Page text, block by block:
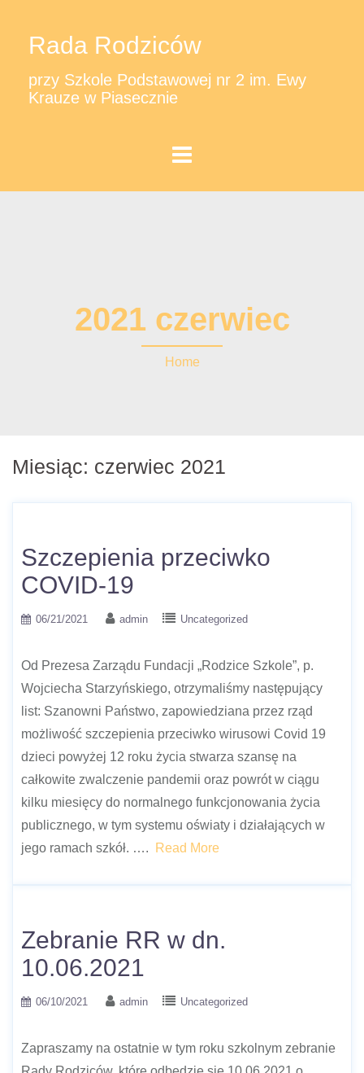
Rada Rodziców
przy Szkole Podstawowej nr 2 im. Ewy
Krauze w Piasecznie
2021 czerwiec
Home
Miesiąc: czerwiec 2021
Szczepienia przeciwko
COVID-19
06/21/2021 admin Uncategorized
Od Prezesa Zarządu Fundacji „Rodzice Szkole”, p.
Wojciecha Starzyńskiego, otrzymaliśmy następujący
list: Szanowni Państwo, zapowiedziana przez rząd
możliwość szczepienia przeciwko wirusowi Covid 19
dzieci powyżej 12 roku życia stwarza szansę na
całkowite zwalczenie pandemii oraz powrót w ciągu
kilku miesięcy do normalnego funkcjonowania życia
publicznego, w tym systemu oświaty i działających w
jego ramach szkół. ….
Read More
Zebranie RR w dn.
10.06.2021
06/10/2021 admin Uncategorized
Zapraszamy na ostatnie w tym roku szkolnym zebranie